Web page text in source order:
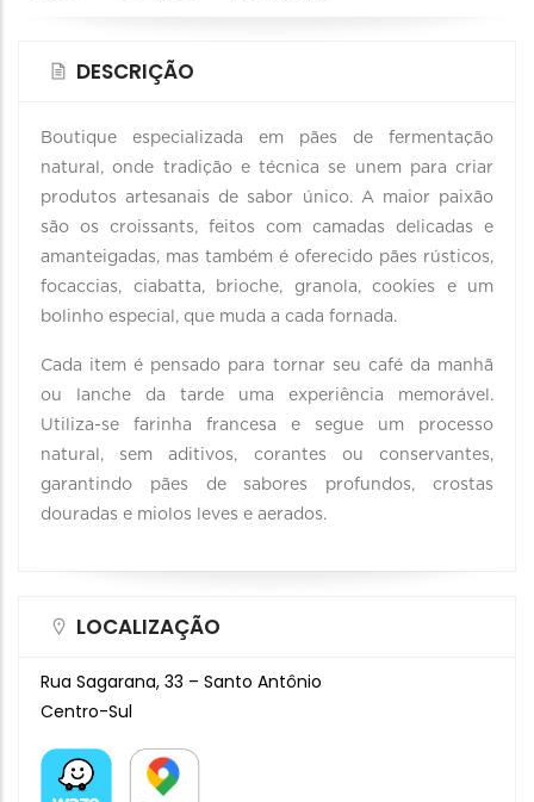
DESCRIÇÃO
Boutique especializada em pães de fermentação
natural, onde tradição e técnica se unem para criar
produtos artesanais de sabor único. A maior paixão
são os croissants, feitos com camadas delicadas e
amanteigadas, mas também é oferecido pães rústicos,
focaccias, ciabatta, brioche, granola, cookies e um
bolinho especial, que muda a cada fornada.
Cada item é pensado para tornar seu café da manhã
ou lanche da tarde uma experiência memorável.
Utiliza-se farinha francesa e segue um processo
natural, sem aditivos, corantes ou conservantes,
garantindo pães de sabores profundos, crostas
douradas e miolos leves e aerados.
LOCALIZAÇÃO
Rua Sagarana, 33 – Santo Antônio
Centro-Sul